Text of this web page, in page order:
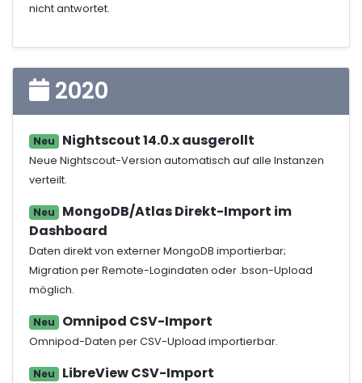
nicht antwortet.
2020
Neu Nightscout 14.0.x ausgerollt
Neue Nightscout-Version automatisch auf alle Instanzen
verteilt.
Neu
MongoDB/Atlas Direkt-Import im
Dashboard
Daten direkt von externer MongoDB importierbar;
Migration per Remote-Logindaten oder .bson-Upload
möglich.
Neu Omnipod CSV-Import
Omnipod-Daten per CSV-Upload importierbar.
Neu LibreView CSV-Import